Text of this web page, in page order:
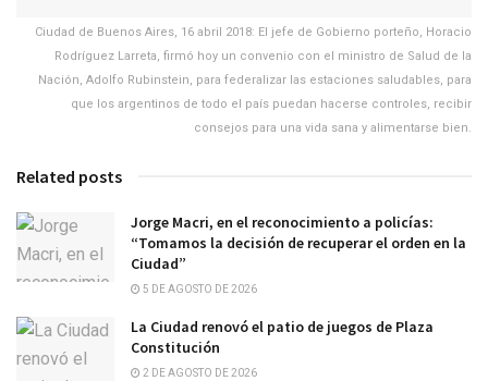
Ciudad de Buenos Aires, 16 abril 2018: El jefe de Gobierno porteño, Horacio
Rodríguez Larreta, firmó hoy un convenio con el ministro de Salud de la
Nación, Adolfo Rubinstein, para federalizar las estaciones saludables, para
que los argentinos de todo el país puedan hacerse controles, recibir
consejos para una vida sana y alimentarse bien.
Related posts
Jorge Macri, en el reconocimiento a policías:
“Tomamos la decisión de recuperar el orden en la
Ciudad”
5 DE AGOSTO DE 2026
La Ciudad renovó el patio de juegos de Plaza
Constitución
2 DE AGOSTO DE 2026